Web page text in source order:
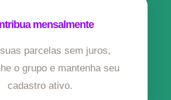
mensalmente
parcelas sem juros,
o grupo e mantenha seu
cadastro ativo.